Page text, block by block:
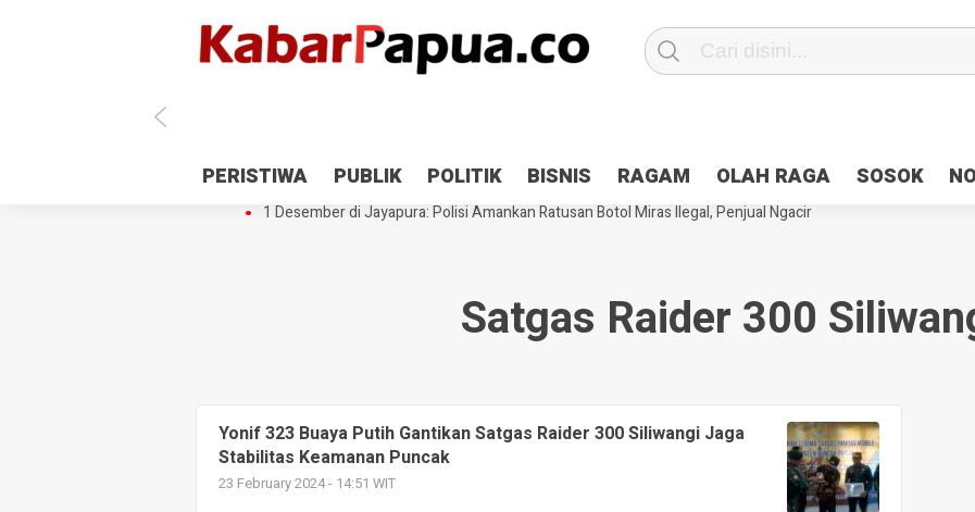
PERISTIWA PUBLIK POLITIK BISNIS RAGAM OLAH RAGA SOSOK
Antisipasi 1 Desember, TNI Polri Patroli 2×24 jam di Kota Jayapura
Pesan Sejuk Polri di Deklarasi
Gedung Perpustakaan SMPN 5 Sentani Terbakar
Hibah Pilkada Jayapura Cair 10 Persen, Deposit Kas
1 Desember di Jayapura: Polisi Amankan Ratusan Botol Miras Ilegal, Penjual Ngacir
Satgas Raider 300
Yonif 323 Buaya Putih Gantikan Satgas Raider 300 Siliwangi Jaga
Stabilitas Keamanan Puncak
23 February 2024 - 14:51 WIT